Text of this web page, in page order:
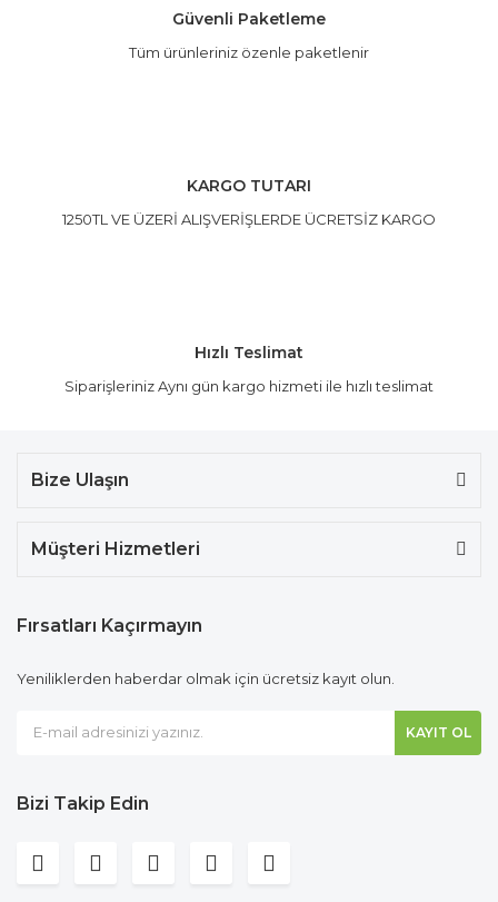
Güvenli Paketleme
Tüm ürünleriniz özenle paketlenir
KARGO TUTARI
1250TL VE ÜZERİ ALIŞVERİŞLERDE ÜCRETSİZ KARGO
Hızlı Teslimat
Siparişleriniz Aynı gün kargo hizmeti ile hızlı teslimat
Bize Ulaşın
Müşteri Hizmetleri
Fırsatları Kaçırmayın
Yeniliklerden haberdar olmak için ücretsiz kayıt olun.
KAYIT OL
Bizi Takip Edin